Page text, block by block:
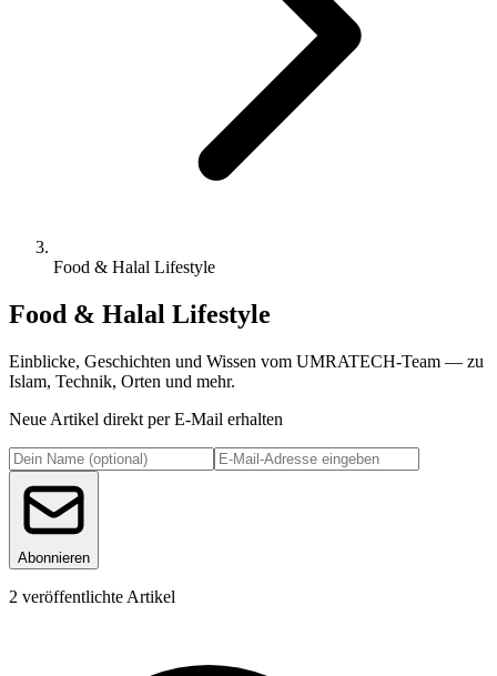
Food & Halal Lifestyle
Food & Halal Lifestyle
Einblicke, Geschichten und Wissen vom UMRATECH-Team — zu
Islam, Technik, Orten und mehr.
Neue Artikel direkt per E-Mail erhalten
Abonnieren
2 veröffentlichte Artikel